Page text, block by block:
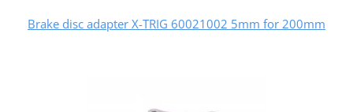
Brake disc adapter X-TRIG 60021002 5mm for 200mm